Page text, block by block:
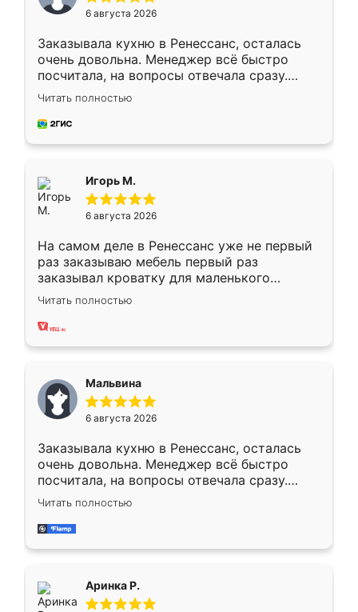
6 августа 2026
Заказывала кухню в Ренессанс, осталась
очень довольна. Менеджер всё быстро
посчитала, на вопросы отвечала сразу.
Замерщик приехал в субботу, подошёл к
делу со всей ответственностью. Собрали
за день, ребята работали аккуратно, даже
Читать полностью
Игорь М.
6 августа 2026
На самом деле в Ренессанс уже не первый
раз заказываю мебель первый раз
заказывал кроватку для маленького
ребёнка при его рождении ,во второй раз
заказал шкаф-купе. По качеству очень
хорошее сборка достаточно быстрая,
меньше, здесь же он более разнообразный.
Мне нравится ,если что-то потребуется из
мебели буду заказывать только здесь.
Читать полностью
Мальвина
6 августа 2026
Заказывала кухню в Ренессанс, осталась
очень довольна. Менеджер всё быстро
посчитала, на вопросы отвечала сразу.
Замерщик приехал в субботу, подошёл к
делу со всей ответственностью. Собрали
за день, ребята работали аккуратно, даже
Читать полностью
Аринка Р.